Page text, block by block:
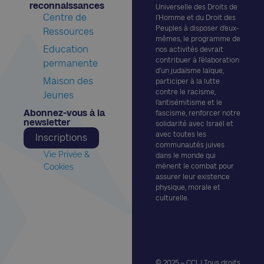
Universelle des Droits de
l’Homme et du Droit des
Peuples à disposer d’eux-
mêmes, le programme de
nos activités devrait
contribuer à l’élaboration
d’un judaïsme laïque,
participer à la lutte
contre le racisme,
l’antisémitisme et le
fascisme, renforcer notre
solidarité avec Israël et
avec toutes les
communautés juives
dans le monde qui
mènent le combat pour
assurer leur existence
physique, morale et
culturelle.
reconnaissances​
Centre de
Ressources
Education
permanente
Maison des
Jeunes
Abonnez-vous à la
newsletter​
Inscriptions
Vie Privée &
Cookies